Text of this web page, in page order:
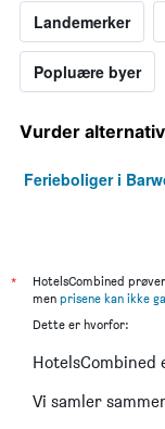
Landemerker
Popluære byer
Vurder
Ferieboliger i
*
HotelsCombined
men prisene kan ikke
Dette er hvorfor:
HotelsCombined
Vi samler